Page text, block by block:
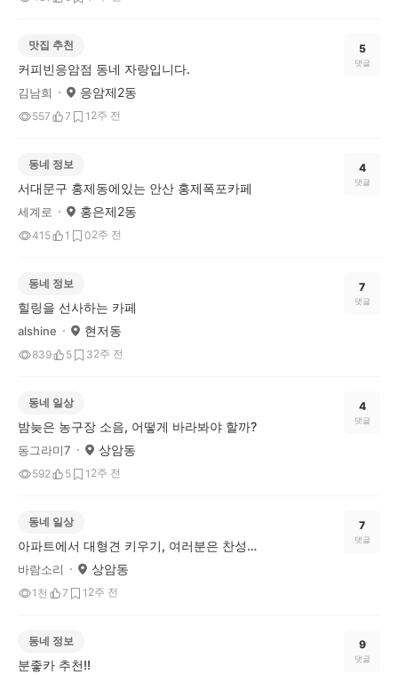
맛집 추천
커피빈응암점 동네 자랑입니다.
김남희 응암제2동
557 7 1 2주 전
5
댓글
동네 정보
서대문구 홍제동에있는 안산 홍제폭포카페
세계로 홍은제2동
415 1 02주 전
4
댓글
동네 정보
힐링을 선사하는 카페
alshine 현저동
839 5 32주 전
7
댓글
동네 일상
밤늦은 농구장 소음, 어떻게 바라봐야 할까?
동그라미7 상암동
592 5 1 2주 전
4
댓글
동네 일상
아파트에서 대형견 키우기, 여러분은 찬성하시나요?
바람소리 상암동
1천 7 1 2주 전
7
댓글
동네 정보
분좋카 추천!!
9
댓글